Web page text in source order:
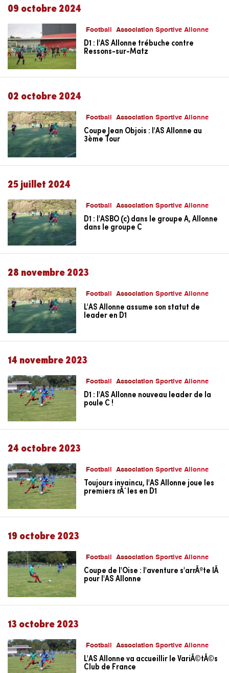
09 octobre 2024
Football Association Sportive Allonne
D1 : l'AS Allonne trébuche contre
Ressons-sur-Matz
02 octobre 2024
Football Association Sportive Allonne
Coupe Jean Objois : l'AS Allonne au
3ème Tour
25 juillet 2024
Football Association Sportive Allonne
D1 : l'ASBO (c) dans le groupe A, Allonne
dans le groupe C
28 novembre 2023
Football Association Sportive Allonne
L'AS Allonne assume son statut de
leader en D1
14 novembre 2023
Football Association Sportive Allonne
D1 : l'AS Allonne nouveau leader de la
poule C !
24 octobre 2023
Football Association Sportive Allonne
Toujours invaincu, l'AS Allonne joue les
premiers rÃ´les en D1
19 octobre 2023
Football Association Sportive Allonne
Coupe de l'Oise : l'aventure s'arrÃªte lÃ
pour l'AS Allonne
13 octobre 2023
Football Association Sportive Allonne
L'AS Allonne va accueillir le VariÃ©tÃ©s
Club de France